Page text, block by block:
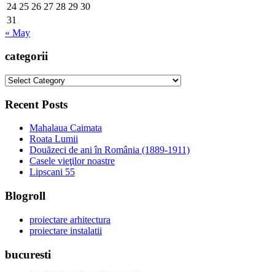
24 25 26 27 28 29 30
31
« May
categorii
categorii
Recent Posts
Mahalaua Caimata
Roata Lumii
Douăzeci de ani în România (1889-1911)
Casele vieţilor noastre
Lipscani 55
Blogroll
proiectare arhitectura
proiectare instalatii
bucuresti